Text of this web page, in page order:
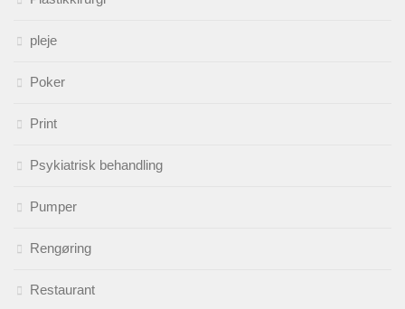
pleje
Poker
Print
Psykiatrisk behandling
Pumper
Rengøring
Restaurant